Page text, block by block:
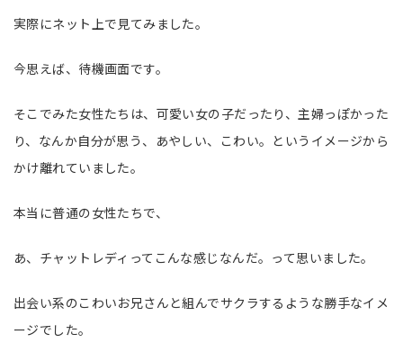
実際にネット上で見てみました。
今思えば、待機画面です。
そこでみた女性たちは、可愛い女の子だったり、主婦っぽかった
り、なんか自分が思う、あやしい、こわい。というイメージから
かけ離れていました。
本当に普通の女性たちで、
あ、チャットレディってこんな感じなんだ。って思いました。
出会い系のこわいお兄さんと組んでサクラするような勝手なイメ
ージでした。